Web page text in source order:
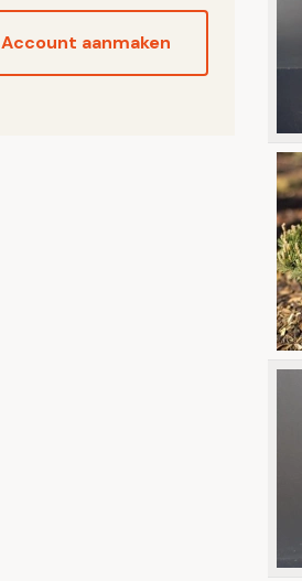
Account aanmaken